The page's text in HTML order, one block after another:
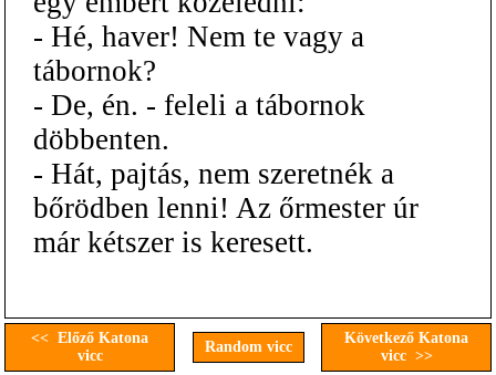
- Hé, haver! Nem te vagy a
tábornok?
- De, én. - feleli a tábornok
döbbenten.
- Hát, pajtás, nem szeretnék a
bőrödben lenni! Az őrmester úr
már kétszer is keresett.
<< Előző Katona
vicc
Random vicc
Következő Katona
vicc >>